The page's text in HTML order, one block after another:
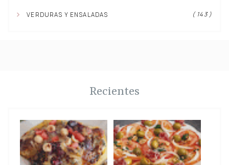
VERDURAS Y ENSALADAS ( 143 )
Recientes